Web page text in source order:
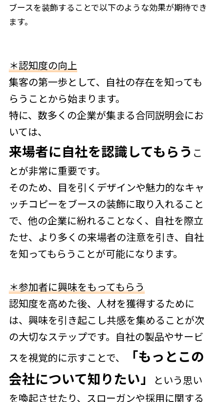
ブースを装飾することで以下のような効果が期待でき
ます。
＊認知度の向上
集客の第一歩として、自社の存在を知っても
らうことから始まります。
特に、数多くの企業が集まる合同説明会にお
いては、
来場者に自社を認識してもらう こ
とが非常に重要です。
そのため、目を引くデザインや魅力的なキャ
ッチコピーをブースの装飾に取り入れること
で、他の企業に紛れることなく、自社を際立
たせ、より多くの来場者の注意を引き、自社
を知ってもらうことが可能になります。
＊参加者に興味をもってもらう
認知度を高めた後、人材を獲得するために
は、興味を引き起こし共感を集めることが次
の大切なステップです。自社の製品やサービ
スを視覚的に示すことで、
「もっとこの
会社について知りたい」
という思い
を喚起させたり、スローガンや採用に関する